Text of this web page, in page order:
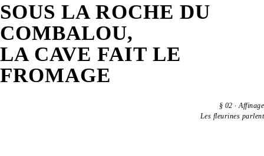
SOUS LA ROCHE DU
COMBALOU,
LA CAVE FAIT LE
FROMAGE
§ 02 ·Affinage
Les fleurines parlent